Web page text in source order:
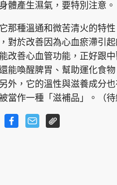
體產生濕氣，要特別注意。
那種溫通和微苦清火的特
對於改善因為心血瘀滯引
改善心血管功能，正好跟
能喚醒脾胃、幫助運化食
外，它的溫性與滋養成分也
當作一種「滋補品」。（待